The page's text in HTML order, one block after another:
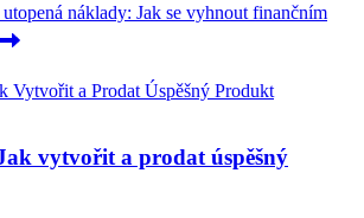
náklady: Jak se vyhnout finančním
vytvořit a prodat úspěšný